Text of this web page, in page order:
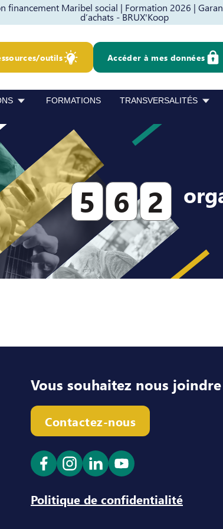
financement Maribel social | Formation 2026 |
d’achats - BRUX'Koop
outils Accéder à mes données
FORMATIONS TRANSVERSALITÉS
5 6 2
Vous souhaitez nous joindre
Contactez-nous
Ouvrir le lien dans un nouvel
Ouvrir le lien dans un
Ouvrir le lien dans un
Ouvrir le lien
Politique de confidentialité